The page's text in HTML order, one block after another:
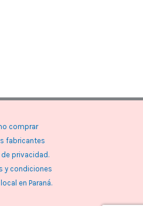
comprar
fabricantes
privacidad.
y condiciones
en Paraná.